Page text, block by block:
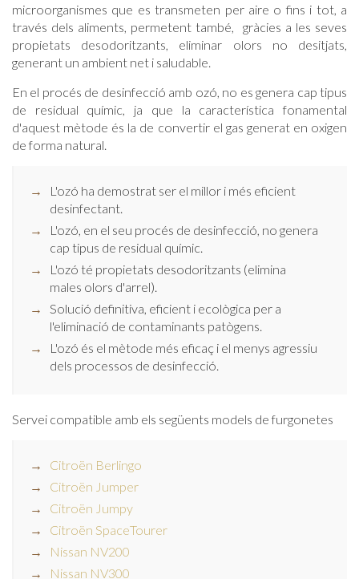
microorganismes que es transmeten per aire o fins i tot, a
través dels aliments, permetent també, gràcies a les seves
propietats desodoritzants, eliminar olors no desitjats,
generant un ambient net i saludable.
En el procés de desinfecció amb ozó, no es genera cap tipus
de residual químic, ja que la característica fonamental
d'aquest mètode és la de convertir el gas generat en oxigen
de forma natural.
L'ozó ha demostrat ser el millor i més eficient
desinfectant.
L'ozó, en el seu procés de desinfecció, no genera
cap tipus de residual químic.
L'ozó té propietats desodoritzants (elimina
males olors d'arrel).
Solució definitiva, eficient i ecològica per a
l'eliminació de contaminants patògens.
L'ozó és el mètode més eficaç i el menys agressiu
dels processos de desinfecció.
Servei compatible amb els següents models de furgonetes
Citroën Berlingo
Citroën Jumper
Citroën Jumpy
Citroën SpaceTourer
Nissan NV200
Nissan NV300